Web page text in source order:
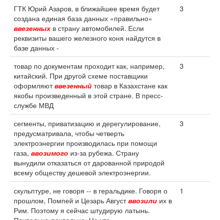
ГТК Юрий Азаров, в ближайшее время будет
создана единая база данных «правильно»
ввезенных в страну автомобилей. Если
реквизиты вашего железного коня найдутся в
базе данных -
3
товар по документам проходит как, например,
китайский. При другой схеме поставщики
оформляютввезенный товар в Казахстане как
якобы произведенный в этой стране. В пресс-
службе МВД
3
сегменты, приватизацию и дерегулирование,
предусматривала, чтобы четверть
электроэнергии производилась при помощи
газа, ввозимого из-за рубежа. Страну
вынудили отказаться от дарованной природой
всему обществу дешевой электроэнергии.
3
скульптуре, не говоря -- в геральдике. Говоря о
прошлом, Помпей и Цезарь Августввозили их в
Рим. Поэтому я сейчас штудирую латынь.
1